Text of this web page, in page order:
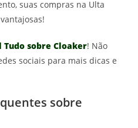
suas compras na Ulta
Tudo sobre Cloaker! Não
sociais para mais dicas e
sobre